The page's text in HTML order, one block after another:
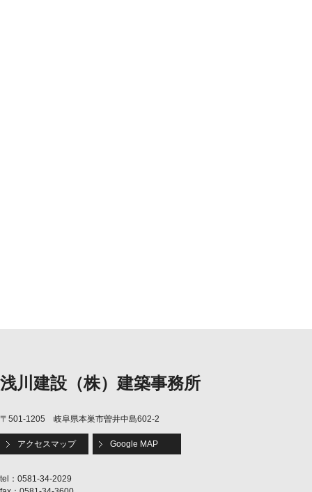
浅川建設（株）建築事務所
〒501-1205 岐阜県本巣市曽井中島602-2
アクセスマップ Google MAP
tel：0581-34-2029